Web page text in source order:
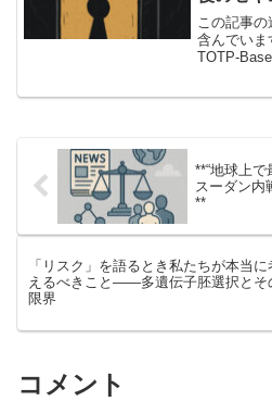
この記事
含んでいま
TOTP-
**“地球上で
スーダン内
**
「リスク」を語るとき私たちが本当に
えるべきこと――多遺伝子胚選択とそ
限界
コメント